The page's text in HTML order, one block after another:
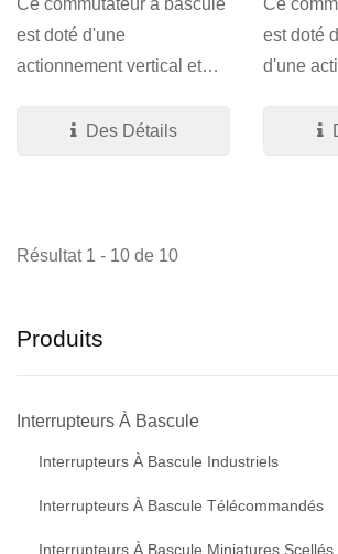
est doté d'une
actionnement vertical et
Des Détails
est doté
d'une
Résultat 1 - 10 de 10
Produits
Interrupteurs À Bascule
Interrupteurs À Bascule Industriels
Interrupteurs À Bascule Télécommandés
Interrupteurs À Bascule Miniatures Scellés